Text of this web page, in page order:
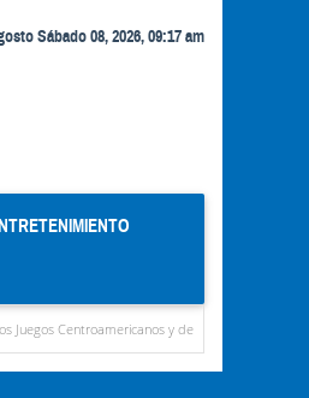
Sábado 08, 2026, 09:17 am
y del Caribe